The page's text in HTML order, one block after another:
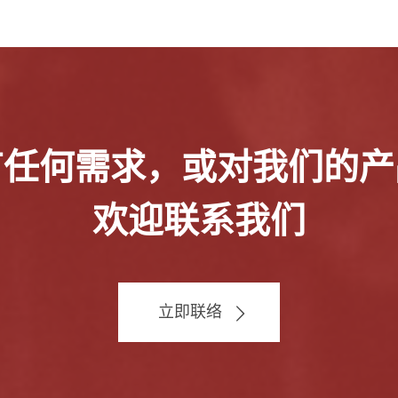
何需求，或对我们的
欢迎联系我们
立即联络